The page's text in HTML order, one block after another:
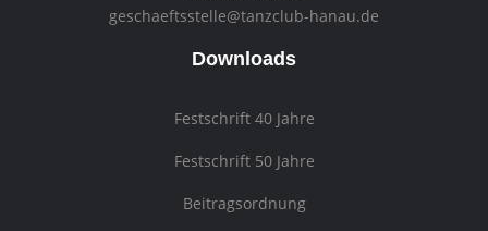
geschaeftsstelle@tanzclub-hanau.de
Downloads
Festschrift 40 Jahre
Festschrift 50 Jahre
Beitragsordnung